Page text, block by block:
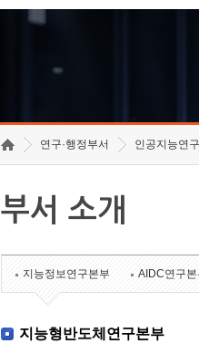
연구·행정부서 인공지능연
부서 소개
지능정보연구본부 AIDC연구본
지능형반도체연구본부